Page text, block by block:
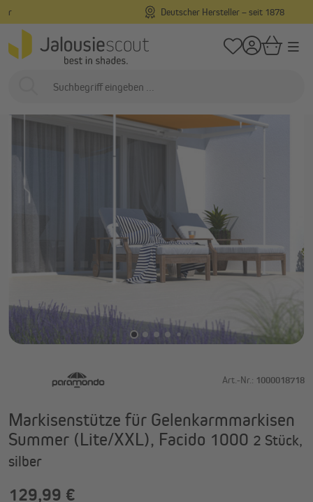
springen
Deutscher Hersteller – seit 1878
Startseite
Art.-Nr.: 1000018718
Markisenstütze für Gelenkarmmarkisen
Summer (Lite/XXL), Facido 1000 2 Stück,
silber
129,99 €